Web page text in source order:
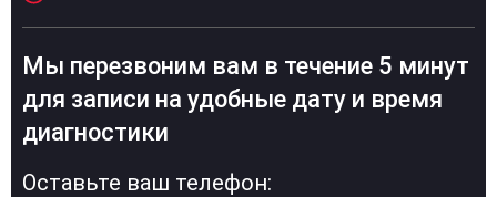
Мы перезвоним вам в течение 5 минут
для записи на удобные дату и время
диагностики
Оставьте ваш телефон: